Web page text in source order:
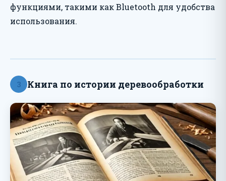
функциями, такими как Bluetooth для удобства
использования.
3 Книга по истории деревообработки